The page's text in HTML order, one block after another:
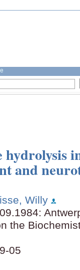
hydrolysis
and
Willy
the
05